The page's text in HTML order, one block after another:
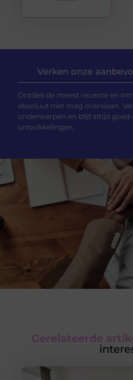
Verken onze
Ontdek de meest recente en
absoluut niet mag overslaan.
onderwerpen en blijf altijd
ontwikkelingen.
Gerelateerde